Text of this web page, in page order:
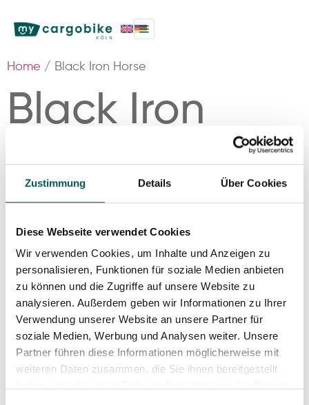
Zustimmung Details Über Cookies
Diese Webseite verwendet Cookies
Wir verwenden Cookies, um Inhalte und Anzeigen zu
personalisieren, Funktionen für soziale Medien anbieten
zu können und die Zugriffe auf unsere Website zu
analysieren. Außerdem geben wir Informationen zu Ihrer
Verwendung unserer Website an unsere Partner für
soziale Medien, Werbung und Analysen weiter. Unsere
Partner führen diese Informationen möglicherweise mit
weiteren Daten zusammen, die Sie ihnen bereitgestellt
Home / Black Iron Horse
Black Iron
Horse